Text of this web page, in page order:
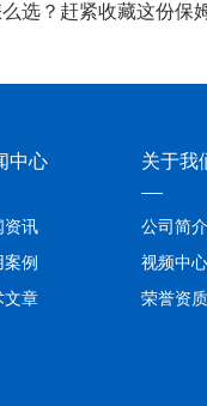
选？赶紧收藏这份保
中心
资讯
案例
文章
关于我
公司简介
视频中心
荣誉资质